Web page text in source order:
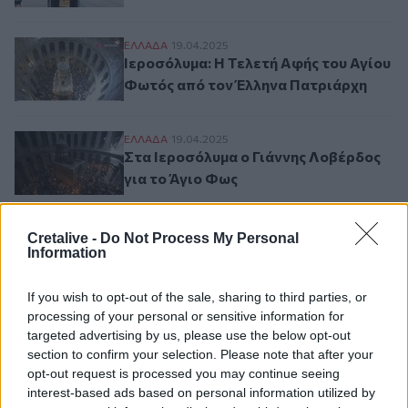
Cretalive - Do Not Process My Personal
Information
If you wish to opt-out of the sale, sharing to third parties, or
processing of your personal or sensitive information for
targeted advertising by us, please use the below opt-out
section to confirm your selection. Please note that after your
opt-out request is processed you may continue seeing
interest-based ads based on personal information utilized by
Ιεροσόλυμα: Η Τελετή Αφής του Αγίου
ΕΛΛAΔΑ 19.04.2025
Ιεροσόλυμα: Η Τελετή Αφής του Αγίου
Φωτός από τον Έλληνα Πατριάρχη
Στα Ιεροσόλυμα ο Γιάννης Λοβέρδος για
ΕΛΛAΔΑ 19.04.2025
Στα Ιεροσόλυμα ο Γιάννης Λοβέρδος
για το Άγιο Φως
Ροή ειδήσεων Δημοφιλή